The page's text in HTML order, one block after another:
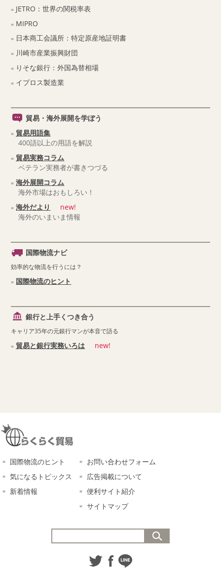
JETRO：世界の関税率表
MIPRO
日本商工会議所：特定原産地証明書
川崎市産業振興財団
りそな銀行：外国為替相場
イプロス製造業
貿易・海外展開を学ぼう
貿易用語集
400語以上の用語を解説
貿易実務コラム
ベテラン実務者が書きつづる
海外展開コラム
海外市場はおもしろい！
海外だより
new!
海外のいまいま情報
国際物流ナビ
効率的な物流を行うには？
国際物流のヒント
銀行と上手くつき合う
キャリア35年の元銀行マンが本音で語る
貿易と銀行実務いろは new!
国際物流のヒント
気になるトピックス
新着情報
お問い合わせフォーム
広告掲載について
便利サイト紹介
サイトマップ